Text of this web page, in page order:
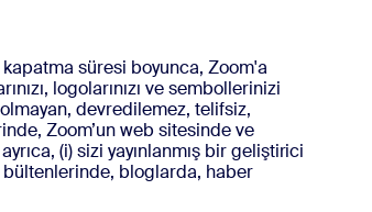
süresi boyunca, Zoom'a
logolarınızı ve sembollerinizi
devredilemez, telifsiz,
Zoom’un web sitesinde ve
(i) sizi yayınlanmış bir geliştirici
bültenlerinde, bloglarda, haber